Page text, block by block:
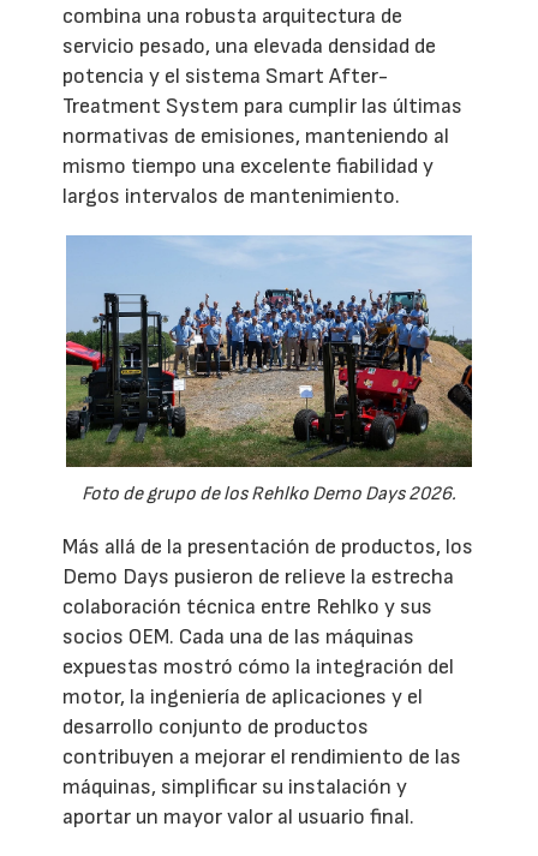
combina una robusta arquitectura de
servicio pesado, una elevada densidad de
potencia y el sistema Smart After-
Treatment System para cumplir las últimas
normativas de emisiones, manteniendo al
mismo tiempo una excelente fiabilidad y
largos intervalos de mantenimiento.
Foto de grupo de los Rehlko Demo Days 2026.
Más allá de la presentación de productos, los
Demo Days pusieron de relieve la estrecha
colaboración técnica entre Rehlko y sus
socios OEM. Cada una de las máquinas
expuestas mostró cómo la integración del
motor, la ingeniería de aplicaciones y el
desarrollo conjunto de productos
contribuyen a mejorar el rendimiento de las
máquinas, simplificar su instalación y
aportar un mayor valor al usuario final.